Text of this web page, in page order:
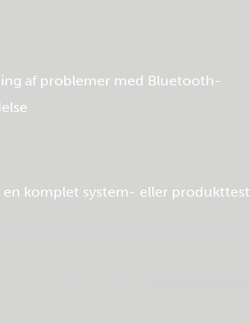
af problemer med Bluetooth-
en komplet system- eller produkttest